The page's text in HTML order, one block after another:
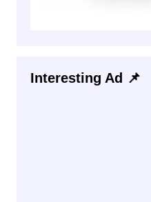
Interesting Ad 📌